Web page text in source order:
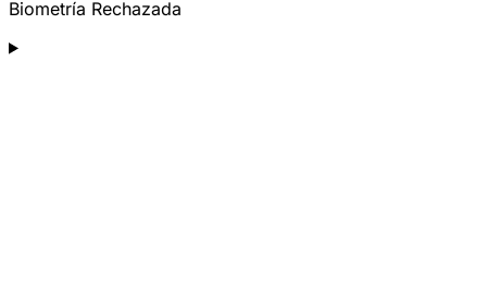
Biometría Rechazada